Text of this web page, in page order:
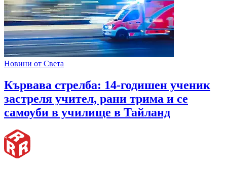
Новини от Света
Кървава стрелба: 14-годишен ученик
застреля учител, рани трима и се
самоуби в училище в Тайланд